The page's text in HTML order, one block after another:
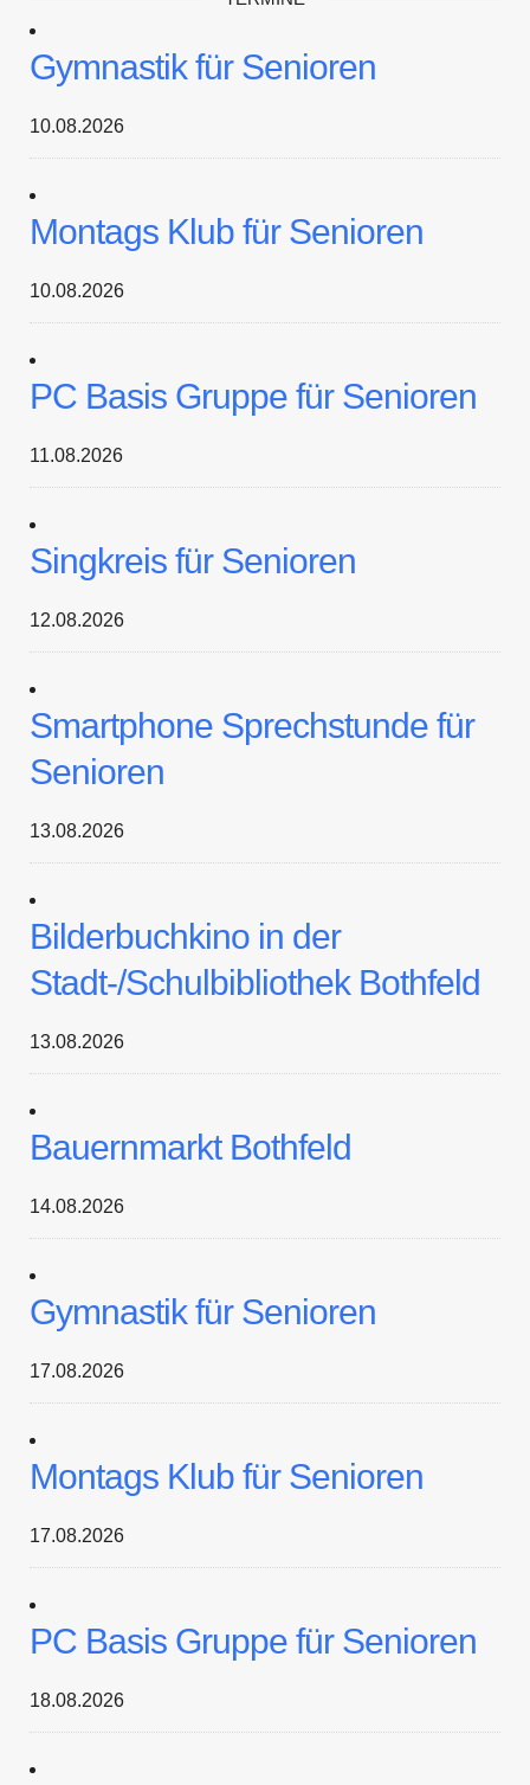
Gymnastik für Senioren
10.08.2026
Montags Klub für Senioren
10.08.2026
PC Basis Gruppe für Senioren
11.08.2026
Singkreis für Senioren
12.08.2026
Smartphone Sprechstunde für
Senioren
13.08.2026
Bilderbuchkino in der
Stadt-/Schulbibliothek Bothfeld
13.08.2026
Bauernmarkt Bothfeld
14.08.2026
Gymnastik für Senioren
17.08.2026
Montags Klub für Senioren
17.08.2026
PC Basis Gruppe für Senioren
18.08.2026